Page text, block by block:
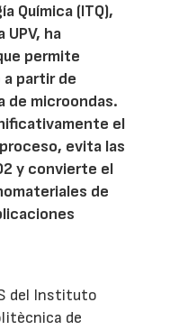
Química (ITQ),
UPV, ha
permite
partir de
de microondas.
el
evita las
y convierte el
de
del Instituto
de